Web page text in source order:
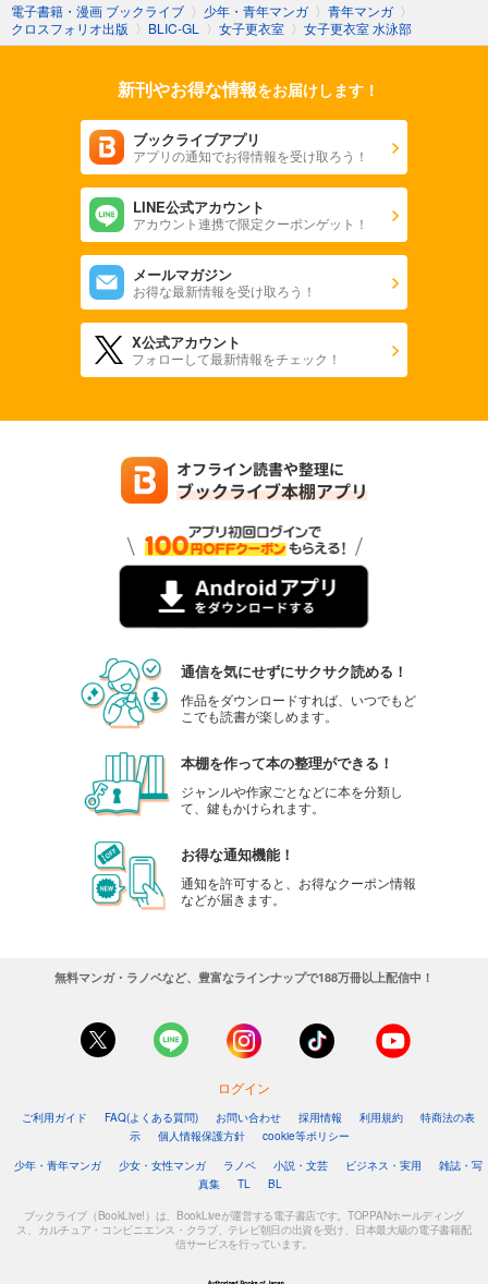
電子書籍・漫画 ブックライブ 〉 少年・青年マンガ 〉 青年マンガ 〉
クロスフォリオ出版 〉 BLIC-GL 〉 女子更衣室 〉 女子更衣室 水泳部
新刊やお得な情報をお届けします！
ブックライブアプリ
アプリの通知でお得情報を受け取ろう！
LINE公式アカウント
アカウント連携で限定クーポンゲット！
メールマガジン
お得な最新情報を受け取ろう！
X公式アカウント
フォローして最新情報をチェック！
通信を気にせずにサクサク読める！
作品をダウンロードすれば、いつでもど
こでも読書が楽しめます。
本棚を作って本の整理ができる！
ジャンルや作家ごとなどに本を分類し
て、鍵もかけられます。
お得な通知機能！
通知を許可すると、お得なクーポン情報
などが届きます。
無料マンガ・ラノベなど、豊富なラインナップで188万冊以上配信中！
ログイン
ご利用ガイド FAQ(よくある質問) お問い合わせ 採用情報 利用規約
特商法の表
示
個人情報保護方針
cookie等ポリシー
少年・青年マンガ
少女・女性マンガ ラノベ 小説・文芸 ビジネス・実用
雑誌・写
真集
TL BL
ブックライブ（BookLive!）は、BookLiveが運営する電子書店です。TOPPANホールディング
ス、カルチュア・コンビニエンス・クラブ、テレビ朝日の出資を受け、日本最大級の電子書籍配
信サービスを行っています。